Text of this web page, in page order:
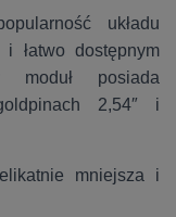
układu
łatwo dostępnym
moduł posiada
2,54″ i
mniejsza i